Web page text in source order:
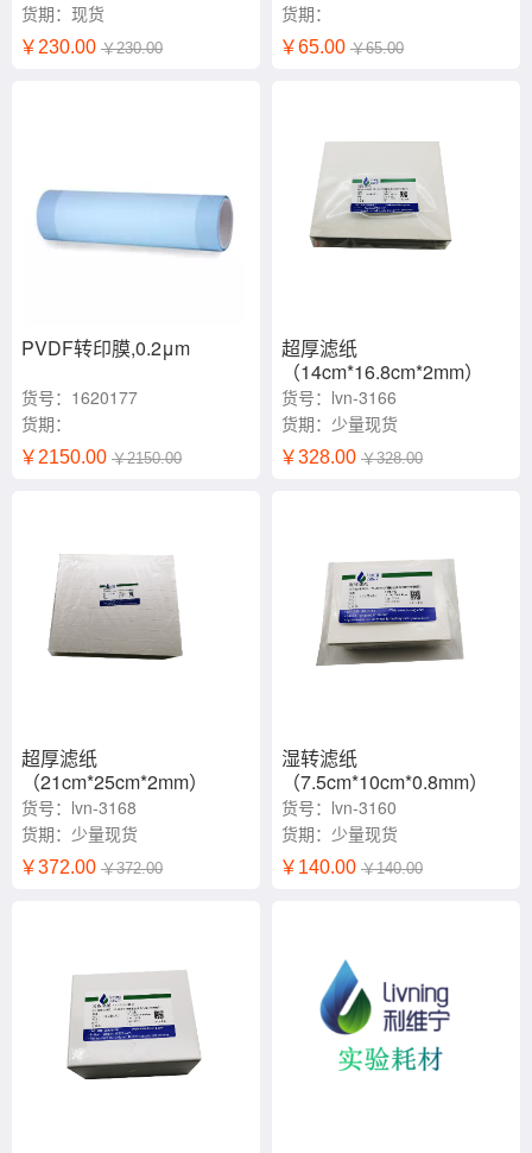
货期：现货
￥230.00 ￥230.00
货期：
￥65.00 ￥65.00
PVDF转印膜,0.2μm
货号：1620177
货期：
￥2150.00 ￥2150.00
超厚滤纸
（14cm*16.8cm*2mm）
货号：lvn-3166
货期：少量现货
￥328.00 ￥328.00
超厚滤纸
（21cm*25cm*2mm）
货号：lvn-3168
货期：少量现货
￥372.00 ￥372.00
湿转滤纸
（7.5cm*10cm*0.8mm）
货号：lvn-3160
货期：少量现货
￥140.00 ￥140.00